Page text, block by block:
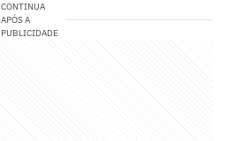
CONTINUA
APÓS A
PUBLICIDADE